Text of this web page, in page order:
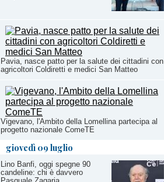
Pavia, nasce patto per la salute dei cittadini con
agricoltori Coldiretti e medici San Matteo
Vigevano, l'Ambito della Lomellina partecipa al
progetto nazionale ComeTE
giovedì 09 luglio
Lino Banfi, oggi spegne 90
candeline: chi è davvero